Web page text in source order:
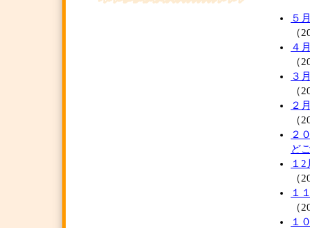
５
（
４
（
３
（
２
（
２
ど
１
（
１
（
１